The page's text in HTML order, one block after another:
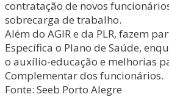
contratação de novos
sobrecarga de trabalho.
Além do AGIR e da PLR, fazem
Específica o Plano de Saúde,
o auxílio-educação e melhorias
Complementar dos funcionários.
Fonte: Seeb Porto Alegre